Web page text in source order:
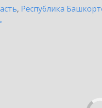
, Республика